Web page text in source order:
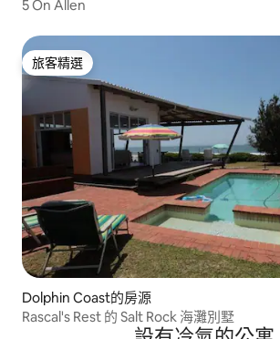
5 On Allen
旅客精選
旅客精選
Dolphin Coast的房源
Rascal's Rest 的 Salt Rock 海灘別墅